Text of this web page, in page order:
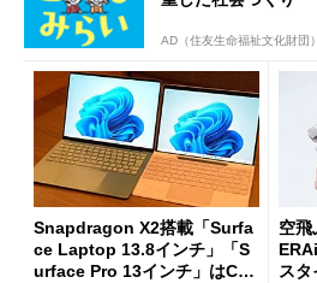
AD（住友生命福祉文化財団）
Snapdragon X2搭載「Surfa
ce Laptop 13.8インチ」「S
urface Pro 13インチ」はCop
空飛
ス